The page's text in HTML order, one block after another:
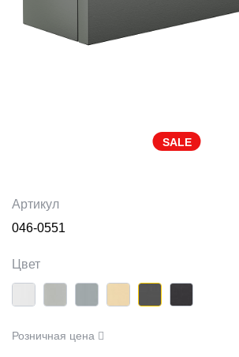
SALE
Артикул
046-0551
Цвет
Розничная цена